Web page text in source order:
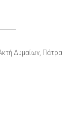
Δυμαίων, Πάτρα